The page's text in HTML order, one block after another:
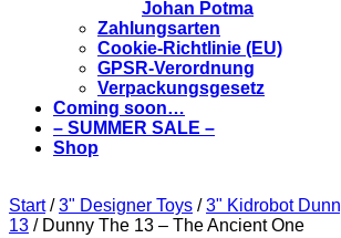
Johan Potma
Zahlungsarten
Cookie-Richtlinie (EU)
GPSR-Verordnung
Verpackungsgesetz
Coming soon…
– SUMMER SALE –
Shop
Start/3" Designer Toys /3" Kidrobot
13 / Dunny The 13 – The Ancient One